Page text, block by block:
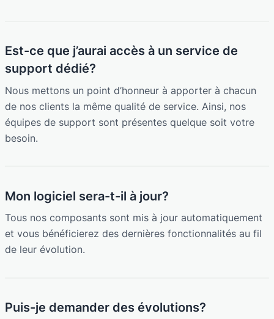
Est-ce que j’aurai accès à un service de
support dédié?
Nous mettons un point d’honneur à apporter à chacun
de nos clients la même qualité de service. Ainsi, nos
équipes de support sont présentes quelque soit votre
besoin.
Mon logiciel sera-t-il à jour?
Tous nos composants sont mis à jour automatiquement
et vous bénéficierez des dernières fonctionnalités au fil
de leur évolution.
Puis-je demander des évolutions?